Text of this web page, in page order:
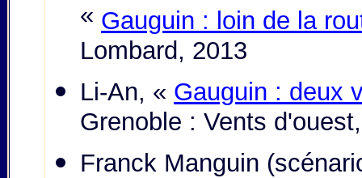
« Gauguin : loin de la
Lombard, 2013
Li-An, « Gauguin : deux
Grenoble : Vents
Franck Manguin